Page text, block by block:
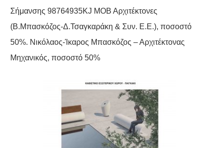
Σήμανσης 98764935KJ ΜΟΒ Αρχιτέκτονες
(Β.Μπασκόζος-Δ.Τσαγκαράκη & Συν. Ε.Ε.), ποσοστό
50%. Νικόλαος-Ίκαρος Μπασκόζος – Αρχιτέκτονας
Μηχανικός, ποσοστό 50%